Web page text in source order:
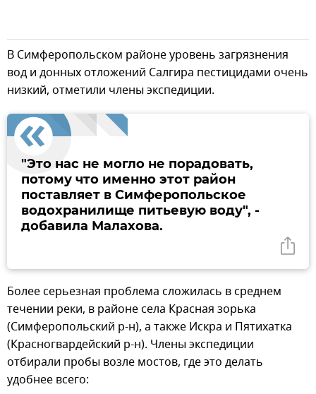
В Симферопольском районе уровень загрязнения
вод и донных отложений Салгира пестицидами очень
низкий, отметили члены экспедиции.
"Это нас не могло не порадовать,
потому что именно этот район
поставляет в Симферопольское
водохранилище питьевую воду", -
добавила Малахова.
Более серьезная проблема сложилась в среднем
течении реки, в районе села Красная зорька
(Симферопольский р-н), а также Искра и Пятихатка
(Красногвардейский р-н). Члены экспедиции
отбирали пробы возле мостов, где это делать
удобнее всего: